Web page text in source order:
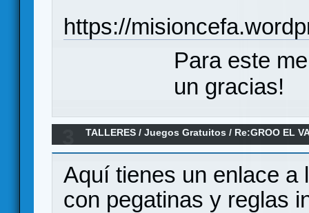
https://
Para este
un gracias!
TALLERES /Juegos Gratuitos/ Re:GROO EL
CARTAS
Aquí tienes un enlace a
con pegatinas y reglas